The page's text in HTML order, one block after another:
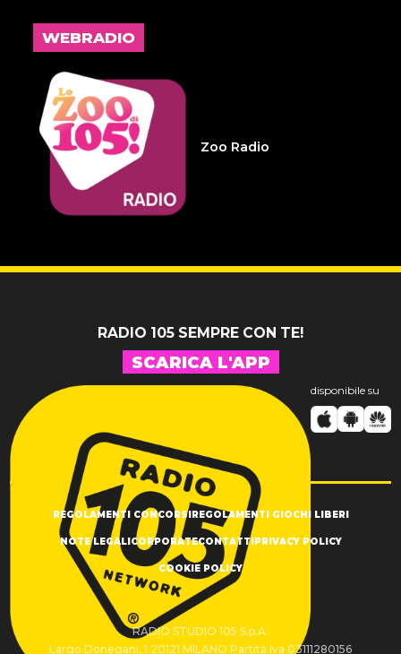
frammenti d'anima 32
14 LUGLIO 2026
Infameria Telefonica -
Sospensione patente
WEBRADIO
Zoo Radio
RADIO 105 SEMPRE CON TE!
SCARICA L'APP
disponibile su
REGOLAMENTI CONCORSIREGOLAMENTI GIOCHI LIBERI
NOTE LEGALICORPORATECONTATTIPRIVACY POLICY
COOKIE POLICY
RADIO STUDIO 105 S.p.A.
Largo Donegani, 1 20121 MILANO Partita Iva 03111280156